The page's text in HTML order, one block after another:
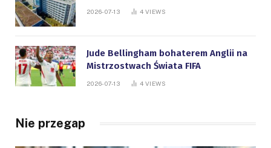
2026-07-13 4 VIEWS
Jude Bellingham bohaterem Anglii na
Mistrzostwach Świata FIFA
2026-07-13 4 VIEWS
Nie przegap